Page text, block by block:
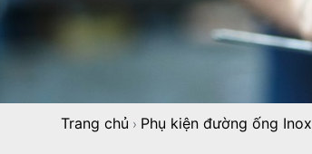
Trang chủ › Phụ kiện đường ống Inox